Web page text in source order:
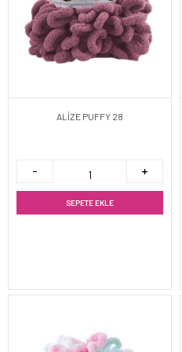
ALİZE PUFFY 28
SEPETE EKLE